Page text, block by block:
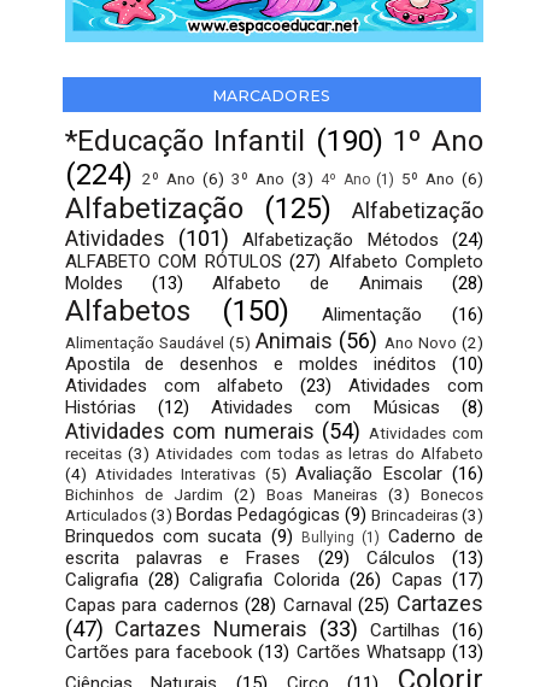
MARCADORES
*Educação Infantil (190) 1º Ano
(224) 2º Ano (6) 3º Ano (3) 4º Ano (1) 5º Ano (6)
Alfabetização (125)
Alfabetização
Atividades
(101) Alfabetização Métodos
(24)
ALFABETO COM RÓTULOS (27) Alfabeto Completo
Moldes
(13) Alfabeto de Animais (28)
Alfabetos (150) Alimentação (16)
Alimentação Saudável (5) Animais (56) Ano Novo (2)
Apostila de desenhos e moldes inéditos
(10)
Atividades com alfabeto
(23)
Atividades com
Histórias
(12) Atividades com Músicas (8)
Atividades com numerais (54) Atividades com
receitas (3) Atividades com todas as letras do Alfabeto
(4) Atividades Interativas (5) Avaliação Escolar (16)
Bichinhos de Jardim (2) Boas Maneiras (3)
Bonecos
Articulados (3) Bordas Pedagógicas (9) Brincadeiras(3)
Brinquedos com sucata (9) Bullying (1) Caderno de
escrita palavras e Frases
(29) Cálculos
(13)
Caligrafia (28) Caligrafia Colorida (26) Capas (17)
Capas para cadernos (28) Carnaval (25) Cartazes
(47) Cartazes Numerais (33) Cartilhas
(16)
Cartões para facebook (13) Cartões Whatsapp (13)
Colorir